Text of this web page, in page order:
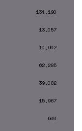
134,190
13,057
10,902
62,285
39,082
15,967
500